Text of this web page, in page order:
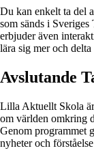
Du kan enkelt ta del
som sänds i
erbjuder även
lära sig mer och
Avslutande
Lilla Aktuellt Skola
om världen omkring
Genom programmet
nyheter och